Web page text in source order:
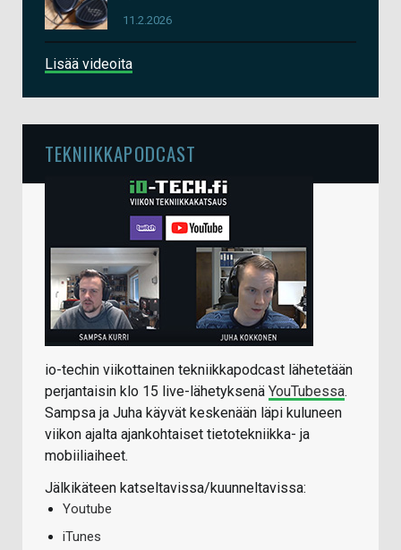
11.2.2026
Lisää videoita
TEKNIIKKAPODCAST
io-techin viikottainen tekniikkapodcast lähetetään
perjantaisin klo 15 live-lähetyksenä YouTubessa.
Sampsa ja Juha käyvät keskenään läpi kuluneen
viikon ajalta ajankohtaiset tietotekniikka- ja
mobiiliaiheet.
Jälkikäteen katseltavissa/kuunneltavissa:
Youtube
iTunes